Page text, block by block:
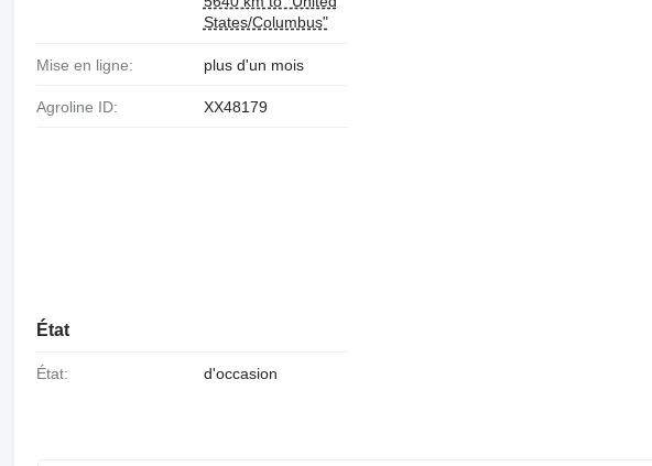
States/Columbus"
Mise en ligne: plus d'un mois
Agroline ID: XX48179
État
État: d'occasion